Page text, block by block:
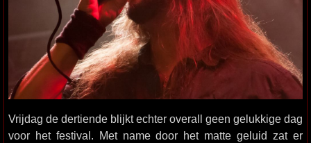
Vrijdag de dertiende blijkt echter overall geen gelukkige dag
voor het festival. Met name door het matte geluid zat er